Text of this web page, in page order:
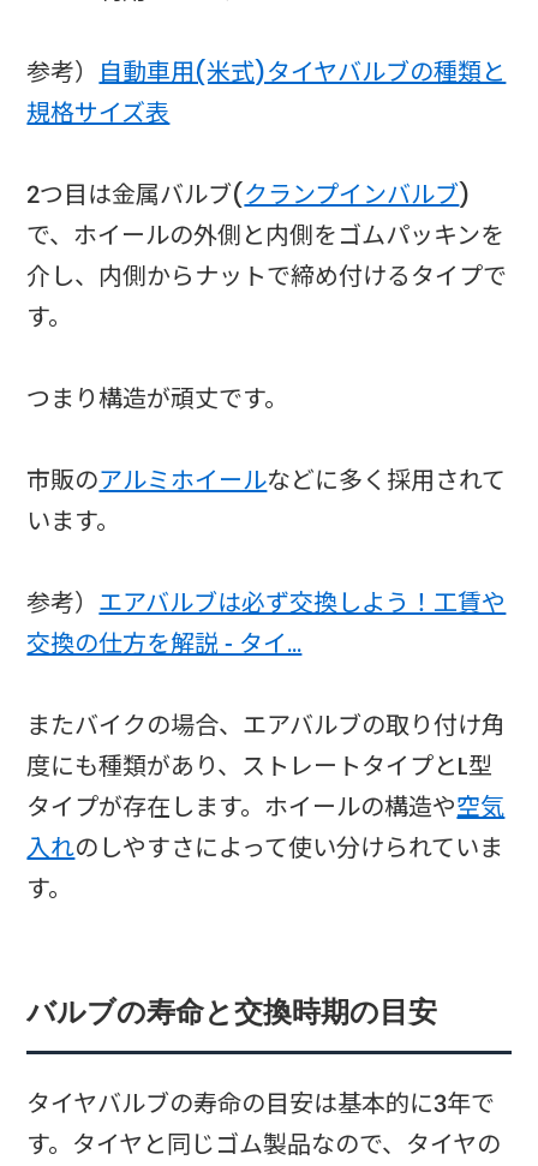
参考） 自動車用(米式)タイヤバルブの種類と
規格サイズ表
2つ目は金属バルブ(クランプインバルブ)
で、ホイールの外側と内側をゴムパッキンを
介し、内側からナットで締め付けるタイプで
す。
つまり構造が頑丈です。
市販のアルミホイールなどに多く採用されて
います。
参考） エアバルブは必ず交換しよう！工賃や
交換の仕方を解説 - タイ…
またバイクの場合、エアバルブの取り付け角
度にも種類があり、ストレートタイプとL型
タイプが存在します。ホイールの構造や空気
入れのしやすさによって使い分けられていま
す。
バルブの寿命と交換時期の目安
タイヤバルブの寿命の目安は基本的に3年で
す。タイヤと同じゴム製品なので、タイヤの